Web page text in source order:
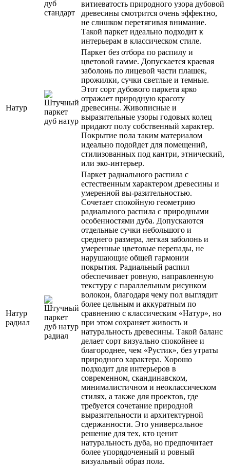
витиеватость природного узора дубовой
древесины смотрится очень эффектно,
не слишком перетягивая внимание.
Такой паркет идеально подходит к
интерьерам в классическом стиле.
Натур
Паркет без отбора по распилу и
цветовой гамме. Допускается краевая
заболонь по лицевой части плашек,
прожилки, сучки светлые и темные.
Этот сорт дубового паркета ярко
отражает природную красоту
древесины. Живописные и
выразительные узоры годовых колец
придают полу собственный характер.
Покрытие пола таким материалом
идеально подойдет для помещений,
стилизованных под кантри, этнический,
или эко-интерьер.
Натур
радиал
Паркет радиального распила с
естественным характером древесины и
умеренной вы-разительностью.
Сочетает спокойную геометрию
радиального распила с природными
особенностями дуба. Допускаются
отдельные сучки небольшого и
среднего размера, легкая заболонь и
умеренные цветовые перепады, не
нарушающие общей гармонии
покрытия. Радиальный распил
обеспечивает ровную, направленную
текстуру с параллельным рисунком
волокон, благодаря чему пол выглядит
более цельным и аккуратным по
сравнению с классическим «Натур», но
при этом сохраняет живость и
натуральность древесины. Такой баланс
делает сорт визуально спокойнее и
благороднее, чем «Рустик», без утраты
природного характера. Хорошо
подходит для интерьеров в
современном, скандинавском,
минималистичном и неоклассическом
стилях, а также для проектов, где
требуется сочетание природной
выразительности и архитектурной
сдержанности. Это универсальное
решение для тех, кто ценит
натуральность дуба, но предпочитает
более упорядоченный и ровный
визуальный образ пола.